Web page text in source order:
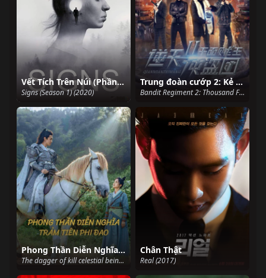
Vết Tích Trên Núi (Phần 1)
Signs (Season 1) (2020)
Trung đoàn cướp 2: Kẻ trộm mặt ngàn
Bandit Regiment 2: Thousand Face Thief (2017)
Phong Thần Diễn Nghĩa: Trảm Tiên Phi Đao
The dagger of kill celestial being (2023)
Chân Thật
Real (2017)